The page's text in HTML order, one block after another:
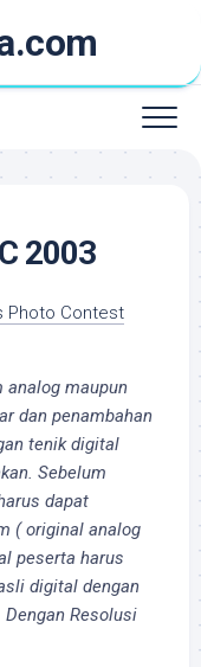
2003
Photo Contest
analog maupun
dan penambahan
tenik digital
Sebelum
dapat
( original analog
peserta harus
digital dengan
Dengan Resolusi